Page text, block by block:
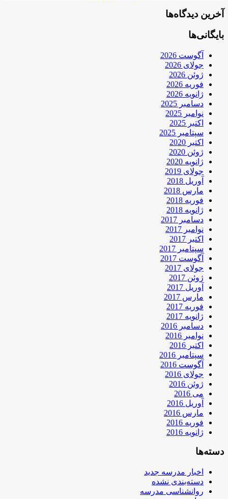
آخرین دیدگاه‌ها
بایگانی‌ها
آگوست 2026
جولای 2026
ژوئن 2026
فوریه 2026
ژانویه 2026
دسامبر 2025
نوامبر 2025
اکتبر 2025
سپتامبر 2025
اکتبر 2020
ژوئن 2020
ژانویه 2020
جولای 2019
آوریل 2018
مارس 2018
فوریه 2018
ژانویه 2018
دسامبر 2017
نوامبر 2017
اکتبر 2017
سپتامبر 2017
آگوست 2017
جولای 2017
ژوئن 2017
آوریل 2017
مارس 2017
فوریه 2017
ژانویه 2017
دسامبر 2016
نوامبر 2016
اکتبر 2016
سپتامبر 2016
آگوست 2016
جولای 2016
ژوئن 2016
می 2016
آوریل 2016
مارس 2016
فوریه 2016
ژانویه 2016
دسته‌ها
اخبار مدرسه جدید
دسته‌بندی نشده
روانشناسی مدرسه